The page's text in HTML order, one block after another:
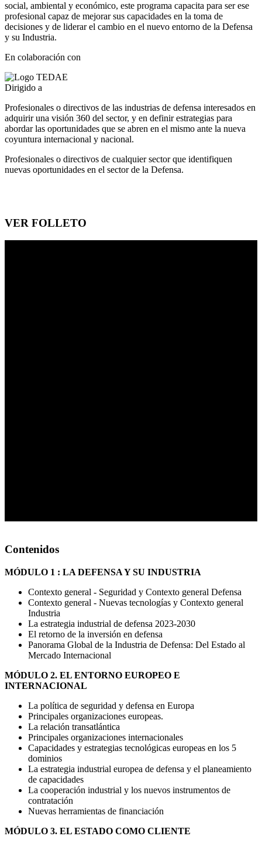
social, ambiental y económico, este programa capacita para ser ese
profesional capaz de mejorar sus capacidades en la toma de
decisiones y de liderar el cambio en el nuevo entorno de la Defensa
y su Industria.
En colaboración con
Dirigido a
Profesionales o directivos de las industrias de defensa interesados en
adquirir una visión 360 del sector, y en definir estrategias para
abordar las oportunidades que se abren en el mismo ante la nueva
coyuntura internacional y nacional.
Profesionales o directivos de cualquier sector que identifiquen
nuevas oportunidades en el sector de la Defensa.
VER FOLLETO
Contenidos
MÓDULO 1 : LA DEFENSA Y SU INDUSTRIA
Contexto general - Seguridad y Contexto general Defensa
Contexto general - Nuevas tecnologías y Contexto general
Industria
La estrategia industrial de defensa 2023-2030
El retorno de la inversión en defensa
Panorama Global de la Industria de Defensa: Del Estado al
Mercado Internacional
MÓDULO 2. EL ENTORNO EUROPEO E
INTERNACIONAL
La política de seguridad y defensa en Europa
Principales organizaciones europeas.
La relación transatlántica
Principales organizaciones internacionales
Capacidades y estrategias tecnológicas europeas en los 5
dominios
La estrategia industrial europea de defensa y el planeamiento
de capacidades
La cooperación industrial y los nuevos instrumentos de
contratación
Nuevas herramientas de financiación
MÓDULO 3. EL ESTADO COMO CLIENTE